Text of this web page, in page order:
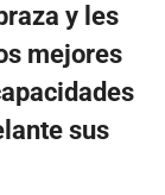
y les
mejores
sus